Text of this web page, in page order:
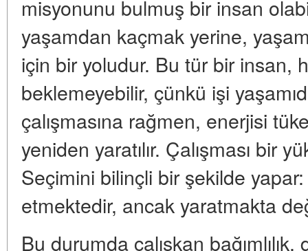
misyonunu bulmuş bir insan
yaşamdan kaçmak yerine,
için bir yoludur. Bu tür bir insan,
beklemeyebilir, çünkü işi
çalışmasına rağmen, enerjisi
yeniden yaratılır. Çalışması bir
Seçimini bilinçli bir şekilde
etmektedir, ancak yaratmakta
Bu durumda çalışkan bağımlılık,